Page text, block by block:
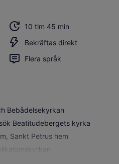
10 tim 45 min
Bekräftas direkt
Flera språk
Bebådelsekyrkan
Beatitudebergets kyrka
Sankt Petrus hem